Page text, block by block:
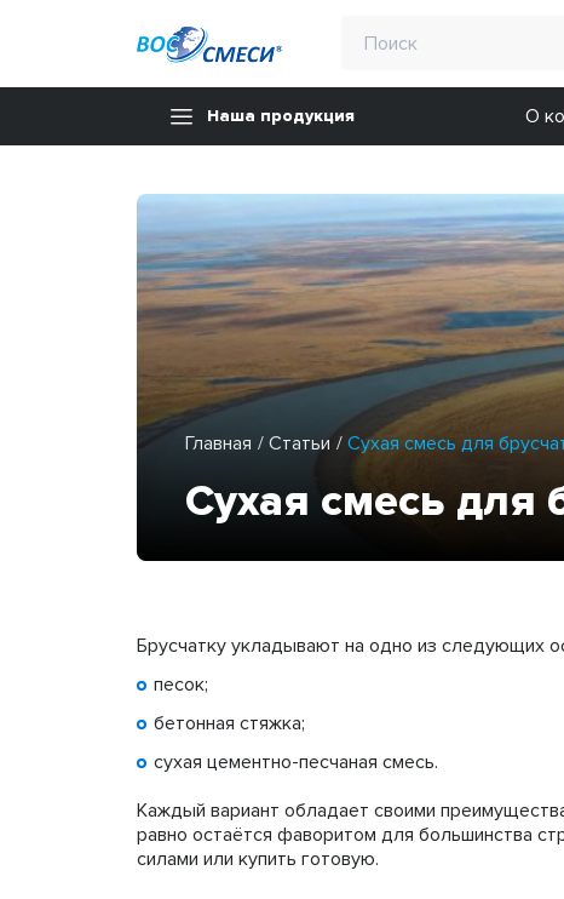
Наша продукция О
Главная Статьи Сухая смесь для
Сухая смесь для
Брусчатку укладывают на одно из следующих
песок;
бетонная стяжка;
сухая цементно-песчаная смесь.
Каждый вариант обладает своими
равно остаётся фаворитом для большинства
силами или купить готовую.